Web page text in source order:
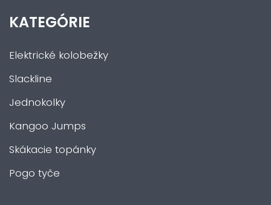
KATEGÓRIE
Elektrické kolobežky
Slackline
Jednokolky
Kangoo Jumps
Skákacie topánky
Pogo tyče